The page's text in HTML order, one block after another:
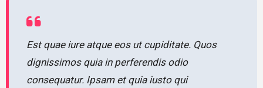
Est quae iure atque eos ut cupiditate. Quos
dignissimos quia in perferendis odio
consequatur. Ipsam et quia iusto qui